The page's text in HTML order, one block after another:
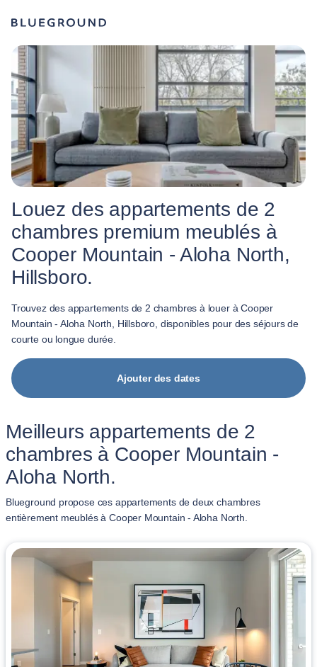
Louez des appartements de 2
chambres premium meublés à
Cooper Mountain - Aloha North,
Hillsboro.
Trouvez des appartements de 2 chambres à louer à Cooper
Mountain - Aloha North, Hillsboro, disponibles pour des séjours de
courte ou longue durée.
Ajouter des dates
Meilleurs appartements de 2
chambres à Cooper Mountain -
Aloha North.
Blueground propose ces appartements de deux chambres
entièrement meublés à Cooper Mountain - Aloha North.